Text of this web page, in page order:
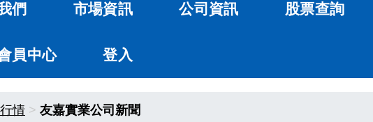
們 市場資訊 公司資訊 股票查詢
員中心 登入
情 友嘉實業公司新聞